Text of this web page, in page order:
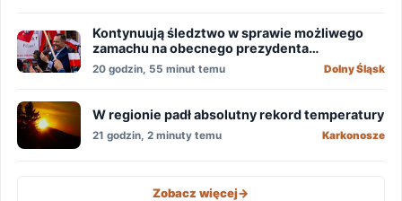
Kontynuują śledztwo w sprawie możliwego
zamachu na obecnego prezydenta
Nawrockiego
20 godzin, 55 minut temu Dolny Śląsk
W regionie padł absolutny rekord temperatury
21 godzin, 2 minuty temu Karkonosze
Zobacz więcej->